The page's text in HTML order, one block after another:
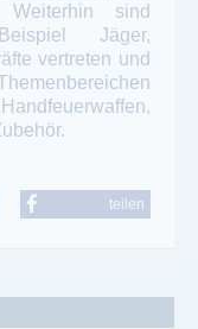
Weiterhin sind
Jäger,
vertreten und
teilen